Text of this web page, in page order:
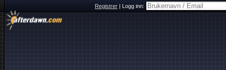
Registrer|Logg inn: